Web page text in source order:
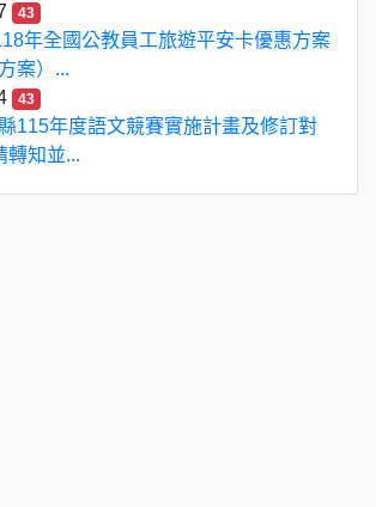
43
年全國公教員工旅遊平安卡優惠方案
案）...
43
115年度語文競賽實施計畫及修訂對
轉知並...